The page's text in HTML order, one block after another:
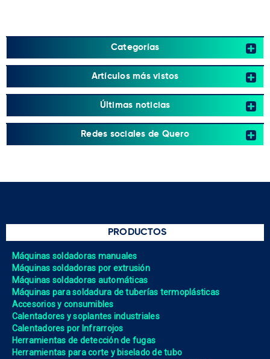
Categorías
Artículos más vistos
Últimas noticias
Redes sociales de Quero
PRODUCTOS
Máquinas soldadoras manuales
Máquinas soldadoras por extrusión
Máquinas soldadoras automáticas
Máquinas para soldadura de tuberías termoplásticas
Accesorios y consumibles
Calentadores y soplantes industriales
Calentadores por Infrarrojos
Herramientas de detección de fugas
Herramientas para corte y biselado de tubo